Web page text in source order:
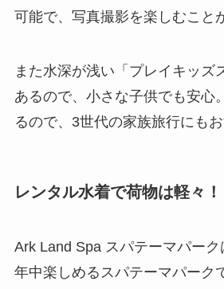
可能で、写真撮影を楽しむこと
また水深が浅い「プレイキッズ
あるので、小さな子供でも安心
るので、3世代の家族旅行にもお
レンタル水着で荷物は軽々！
Ark Land Spa スパテーマパー
年中楽しめるスパテーマパーク